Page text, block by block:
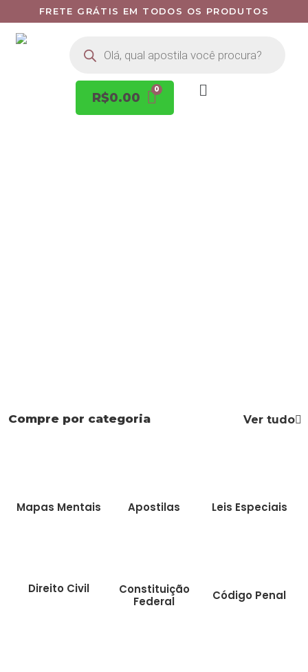
FRETE GRÁTIS EM TODOS OS PRODUTOS
R$0.00
Compre por categoria Ver tudo
Mapas Mentais Apostilas Leis Especiais
Direito Civil
Constituição
Federal
Código Penal